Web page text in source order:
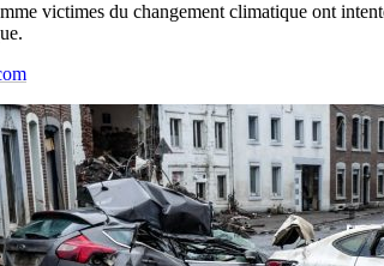
victimes du changement climatique ont